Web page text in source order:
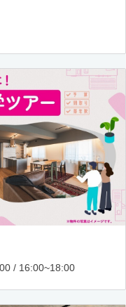
/ 16:00~18:00